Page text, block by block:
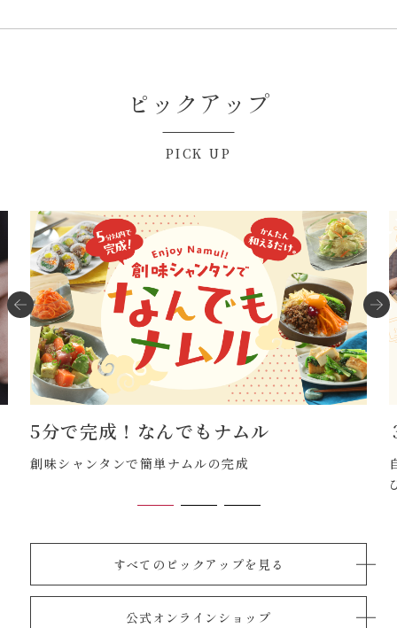
ピックアップ
PICK UP
5分で完成！なんでもナムル
創味シャンタンで簡単ナムルの完成
すべてのピックアップを見る
公式オンラインショップ